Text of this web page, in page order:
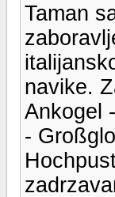
Taman
navike.
Ankogel
-